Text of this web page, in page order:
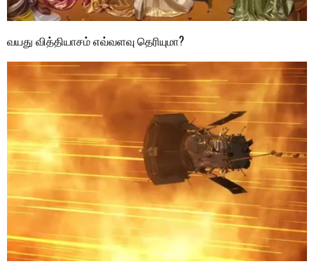
வயது வித்தியாசம் எவ்வளவு தெரியுமா?